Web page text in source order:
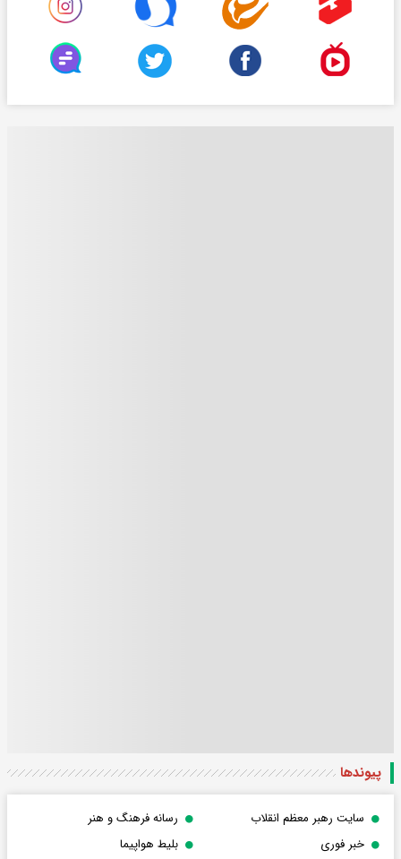
پیوندها
سایت رهبر معظم انقلاب
رسانه فرهنگ و هنر
خبر فوری
بلیط هواپیما